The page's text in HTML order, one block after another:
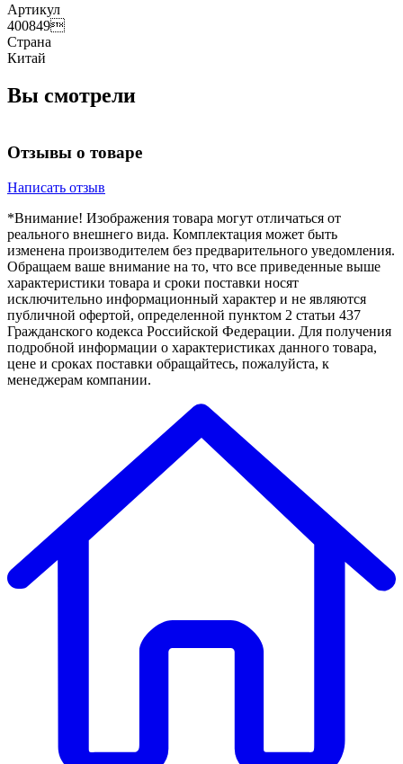
Артикул
400849
Страна
Китай
Вы смотрели
Отзывы о товаре
Написать отзыв
*Внимание! Изображения товара могут отличаться от
реального внешнего вида. Комплектация может быть
изменена производителем без предварительного уведомления.
Обращаем ваше внимание на то, что все приведенные выше
характеристики товара и сроки поставки носят
исключительно информационный характер и не являются
публичной офертой, определенной пунктом 2 статьи 437
Гражданского кодекса Российской Федерации. Для получения
подробной информации о характеристиках данного товара,
цене и сроках поставки обращайтесь, пожалуйста, к
менеджерам компании.